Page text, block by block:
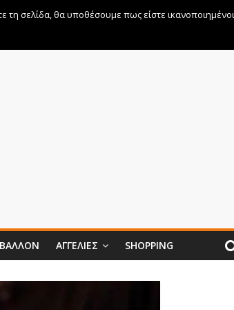
ΑΓΓΕΛΊΕΣ SHOPPING
τη σελίδα, θα υποθέσουμε πως είστε